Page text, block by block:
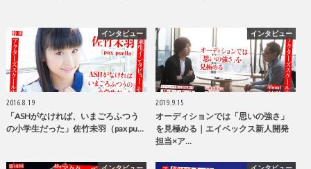
インタビュー
2016.8.19
「ASHがなければ、いまごろふつう
の小学生だった」佐竹未羽（pax pu…
インタビュー
2019.9.15
オーディションでは「思いの強さ」
を見極める｜エイベックス新人開発
担当×ア…